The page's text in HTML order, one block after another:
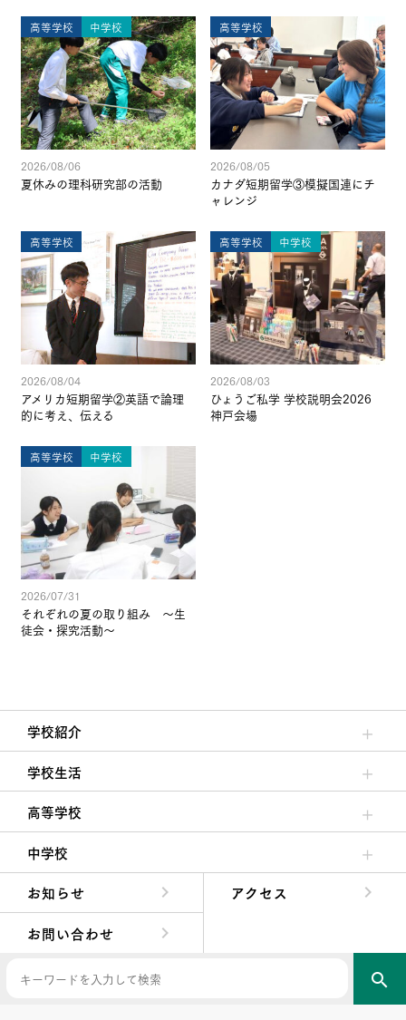
高等学校 中学校
2026/08/06
夏休みの理科研究部の活動
高等学校
2026/08/05
カナダ短期留学③模擬国連にチ
ャレンジ
高等学校
2026/08/04
アメリカ短期留学②英語で論理
的に考え、伝える
高等学校 中学校
2026/08/03
ひょうご私学 学校説明会2026
神戸会場
高等学校 中学校
2026/07/31
それぞれの夏の取り組み ～生
徒会・探究活動～
学校紹介
理事長/学園長メッセージ
安心して任せられる学校
沿革
施設・設備
大学合格実績
学校生活
クラブ活動・生徒会活動
夙川ブログ
制服紹介
夙川カレンダー
高等学校
高校校長からの挨拶
高校の教育方針／特色
特進コース／進学コース
年間行事
先輩たちの声・生徒たちの声
中学校
中学校長からの挨拶
中学校の教育方針／特色
Aコース／Bコース
年間行事
先輩たちの声・生徒たちの声
お知らせ
アクセス
お問い合わせ
search